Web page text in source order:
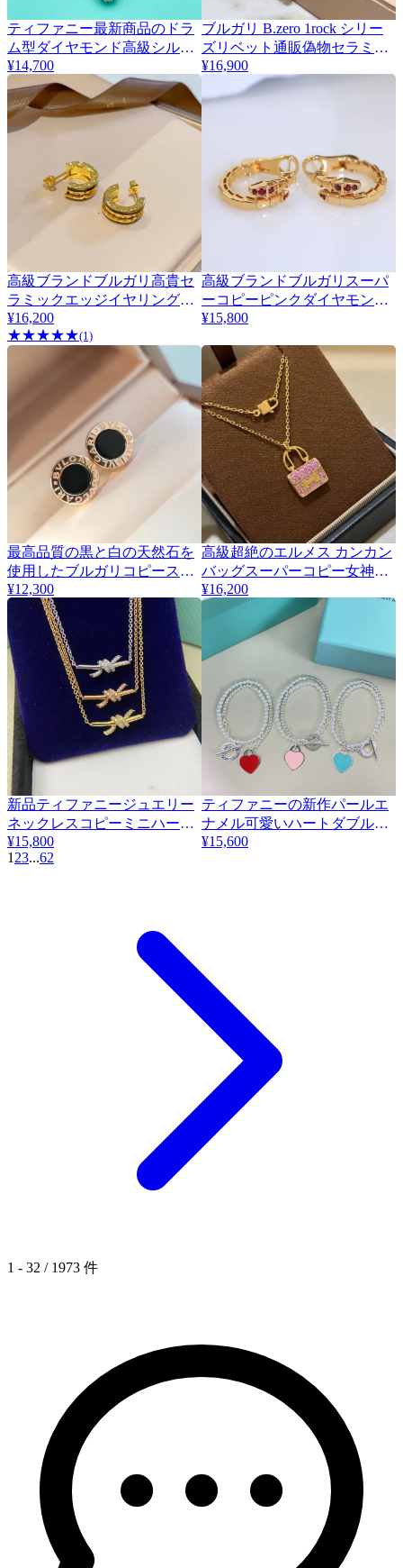
ティファニー最新商品のドラ
ム型ダイヤモンド高級シルバ
ーブレスレットコピー 417697
¥14,700
ブルガリ B.zero 1rock シリー
ズリベット通販偽物セラミッ
ク エッジ イヤリング 342101
¥16,900
高級ブランドブルガリ高貴セ
ラミックエッジイヤリング
B.zero 1rockシリーズリベット
376825
¥16,200
★★★★★(1)
高級ブランドブルガリスーパ
ーコピーピンクダイヤモンド
スネークイヤリング 382806
¥15,800
最高品質の黒と白の天然石を
使用したブルガリコピースタ
ッドピアス 415094
¥12,300
高級超絶のエルメス カンカン
バッグスーパーコピー女神ネ
ックレス実物 413067
¥16,200
新品ティファニージュエリー
ネックレスコピーミニハーフ
ダイヤモンドツイストロープ
ノット 413066
¥15,800
ティファニーの新作パールエ
ナメル可愛いハートダブルサ
ークルブレスレット 413070
¥15,600
1 23...62
1 - 32 / 1973 件